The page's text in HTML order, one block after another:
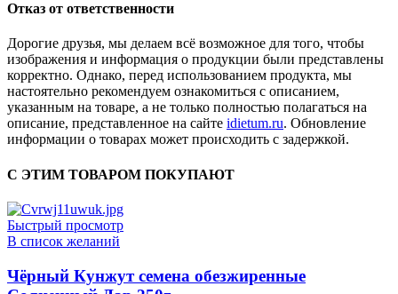
Отказ от ответственности
Дорогие друзья, мы делаем всё возможное для того, чтобы
изображения и информация о продукции были представлены
корректно. Однако, перед использованием продукта, мы
настоятельно рекомендуем ознакомиться с описанием,
указанным на товаре, а не только полностью полагаться на
описание, представленное на сайте idietum.ru. Обновление
информации о товарах может происходить с задержкой.
С ЭТИМ ТОВАРОМ ПОКУПАЮТ
Быстрый просмотр
В список желаний
Чёрный Кунжут семена обезжиренные